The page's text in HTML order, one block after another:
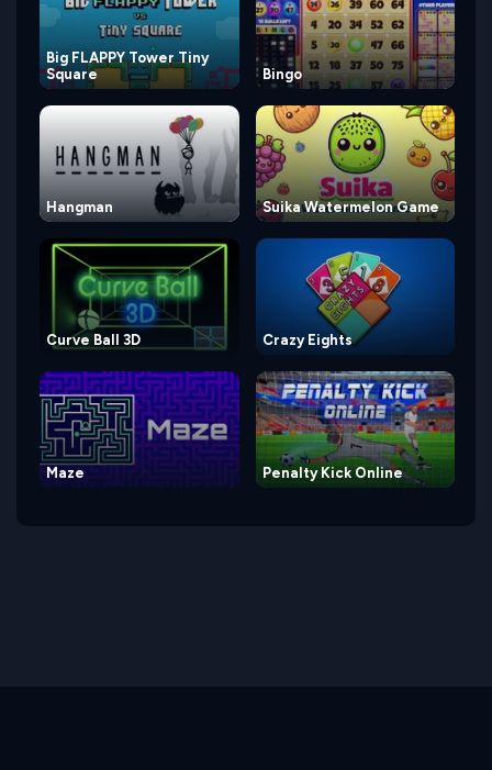
Big FLAPPY Tower Tiny
Square
Bingo
Hangman Suika Watermelon Game
Curve Ball 3D Crazy Eights
Maze Penalty Kick Online